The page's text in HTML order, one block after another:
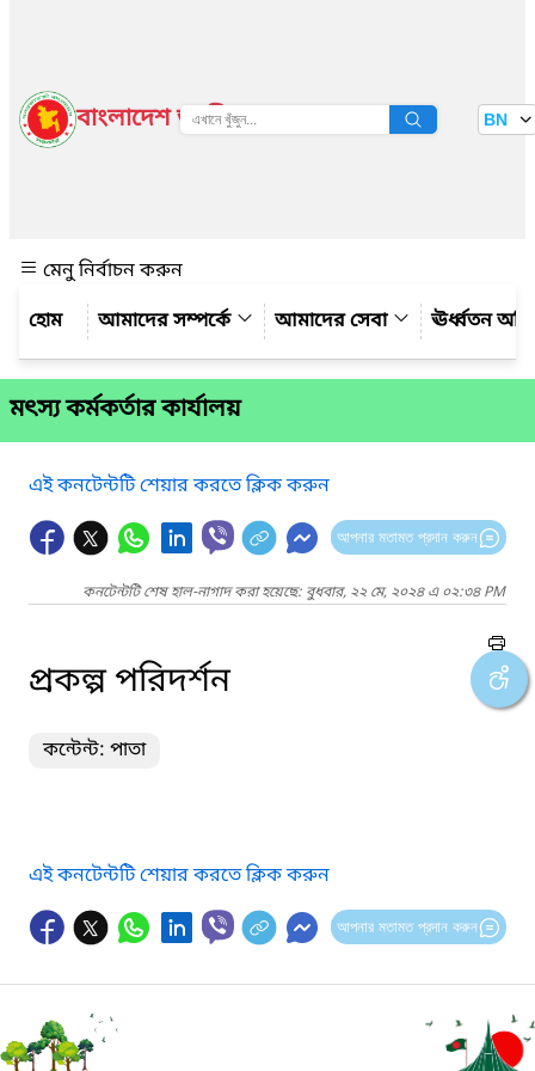
বাংলাদেশ জাতীয় তথ্য বাতায়ন BN
মেনু নির্বাচন করুন
আমাদের সম্পর্কে
আমাদের সেবা ঊর্ধ্বতন
মৎস্য কর্মকর্তার কার্যালয়
এই কনটেন্টটি শেয়ার করতে ক্লিক করুন
আপনার মতামত প্রদান করুন
কনটেন্টটি শেষ হাল-নাগাদ করা হয়েছে: বুধবার, ২২ মে, ২০২৪ এ ০২:৩৪ PM
প্রকল্প পরিদর্শন
কন্টেন্ট: পাতা
এই কনটেন্টটি শেয়ার করতে ক্লিক করুন
আপনার মতামত প্রদান করুন